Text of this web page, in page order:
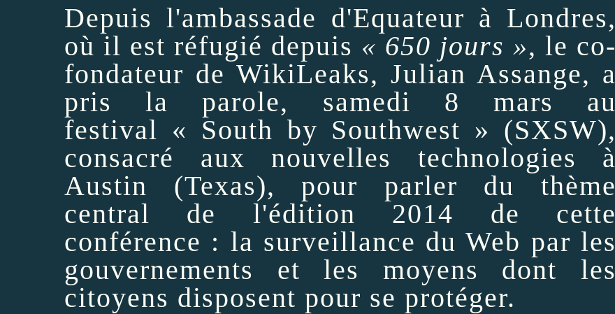
Depuis l'ambassade d'Equateur à Londres,
où il est réfugié depuis « 650 jours », le co-
fondateur de WikiLeaks, Julian Assange, a
pris la parole, samedi 8 mars au
festival « South by Southwest » (SXSW),
consacré aux nouvelles technologies à
Austin (Texas), pour parler du thème
central de l'édition 2014 de cette
conférence : la surveillance du Web par les
gouvernements et les moyens dont les
citoyens disposent pour se protéger.